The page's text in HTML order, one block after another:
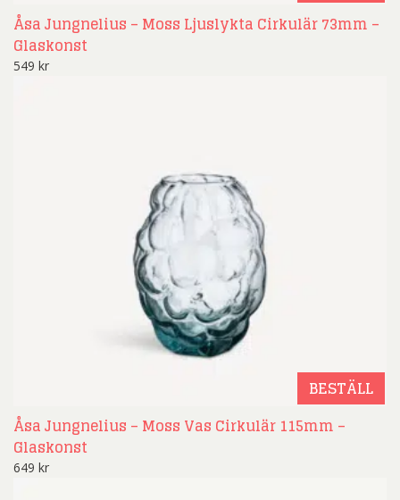
Åsa Jungnelius – Moss Ljuslykta Cirkulär 73mm –
Glaskonst
549 kr
BESTÄLL
Åsa Jungnelius – Moss Vas Cirkulär 115mm –
Glaskonst
649 kr